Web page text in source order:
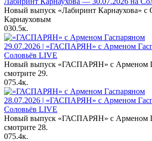
Новый выпуск «Лабиринт Карнаухова» с
Карнауховым
030.5к.
29.07.2026 | «ГАСПАРЯН» с Арменом
Соловьёв LIVE
Новый выпуск «ГАСПАРЯН» с Арменом
смотрите 29.
075.4к.
28.07.2026 | «ГАСПАРЯН» с Арменом
Соловьёв LIVE
Новый выпуск «ГАСПАРЯН» с Арменом
смотрите 28.
075.4к.